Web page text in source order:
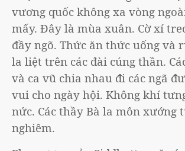
vương quốc không xa vòng
mấy. Đây là mùa xuân. Cờ xí
đầy ngõ. Thức ăn thức uống và
la liệt trên các đài cúng thần.
và ca vũ chia nhau đi các ngã
vui cho ngày hội. Không khí
nức. Các thầy Bà la môn xướng
nghiêm.